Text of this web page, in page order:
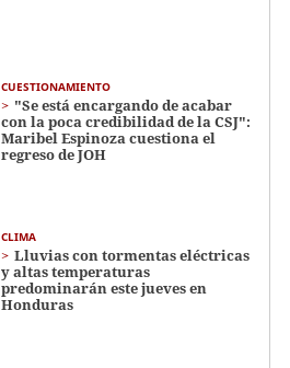
CUESTIONAMIENTO
"Se está encargando de acabar
con la poca credibilidad de la CSJ":
Maribel Espinoza cuestiona el
regreso de JOH
CLIMA
Lluvias con tormentas eléctricas
y altas temperaturas
predominarán este jueves en
Honduras